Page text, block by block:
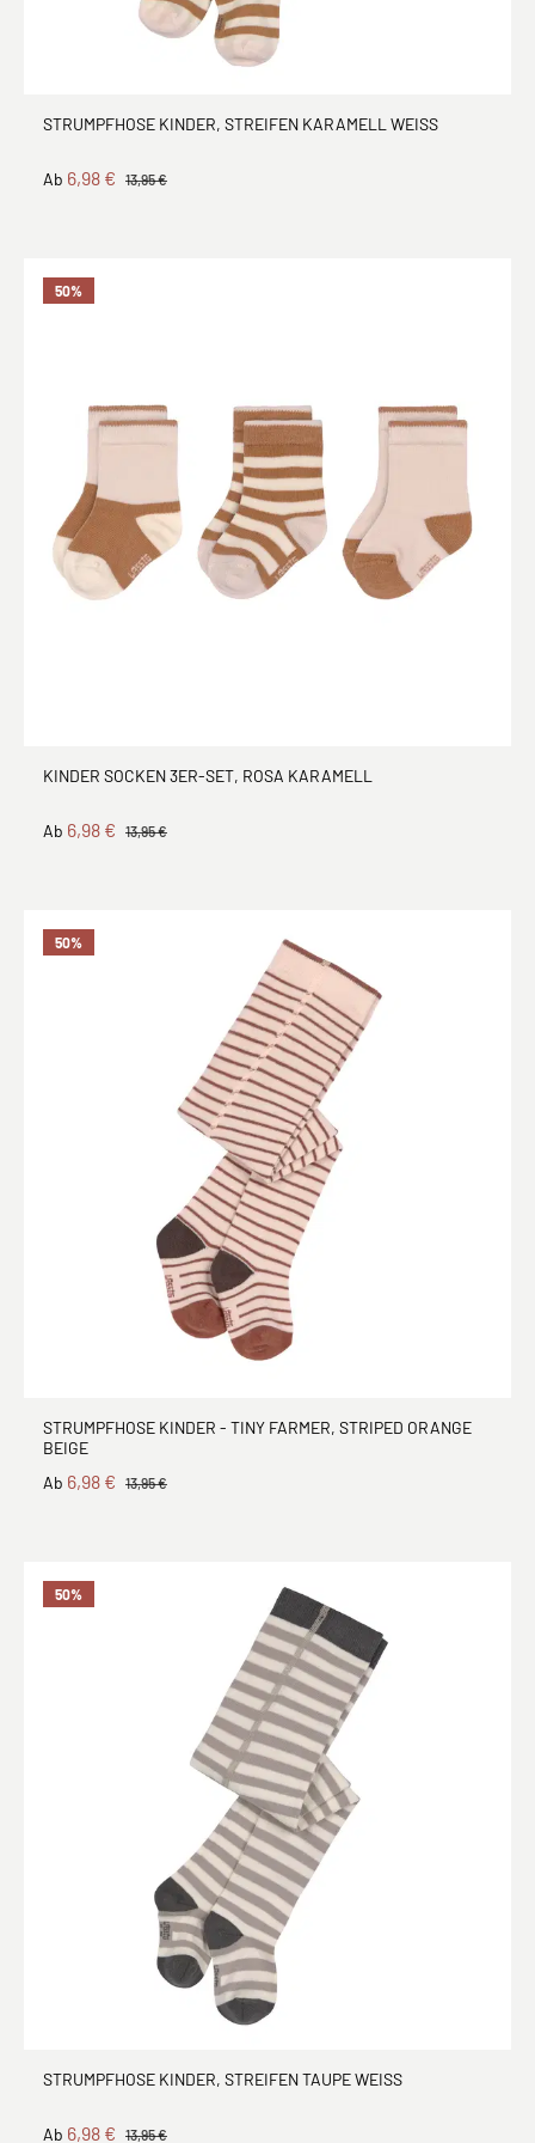
STRUMPFHOSE KINDER, STREIFEN KARAMELL WEISS
Ab 6,98 € 13,95 €
50%
KINDER SOCKEN 3ER-SET, ROSA KARAMELL
Ab 6,98 € 13,95 €
50%
STRUMPFHOSE KINDER - TINY FARMER, STRIPED ORANGE
BEIGE
Ab 6,98 € 13,95 €
50%
STRUMPFHOSE KINDER, STREIFEN TAUPE WEISS
Ab 6,98 € 13,95 €